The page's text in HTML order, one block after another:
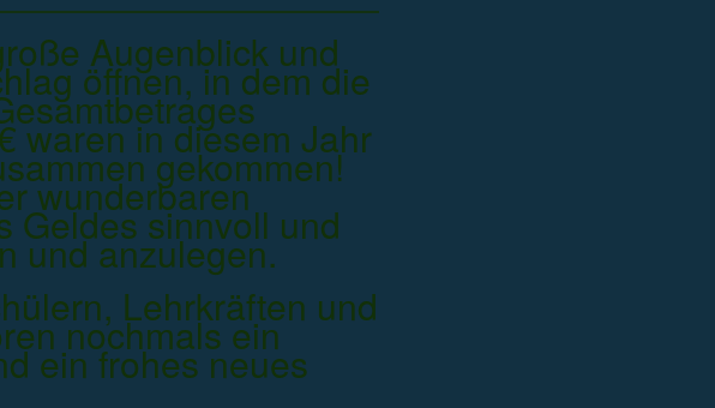
Augenblick und
öffnen, in dem die
waren in diesem Jahr
gekommen!
wunderbaren
Geldes sinnvoll und
und anzulegen.
Lehrkräften und
nochmals ein
ein frohes neues